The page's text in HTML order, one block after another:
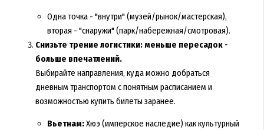
Одна точка - "внутри" (музей/рынок/мастерская),
вторая - "снаружи" (парк/набережная/смотровая).
Снизьте трение логистики: меньше пересадок -
больше впечатлений.
Выбирайте направления, куда можно добраться
дневным транспортом с понятным расписанием и
возможностью купить билеты заранее.
Вьетнам:Хюэ (имперское наследие) как культурный